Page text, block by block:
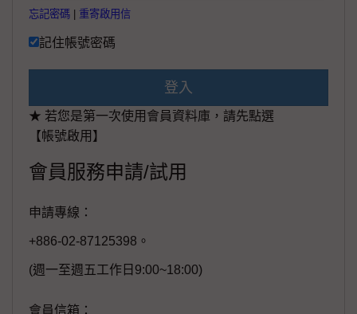
忘記密碼 重寄啟用信
記住帳號密碼
登入
★ 若您是第一次使用會員資料庫，請先點選
【帳號啟用】
會員服務申請/試用
申請專線：
+886-02-87125398。
(週一至週五工作日9:00~18:00)
會員信箱：